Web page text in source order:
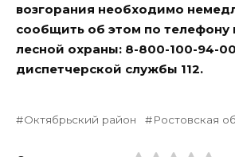
возгорания необходимо
сообщить об этом по телефону
лесной охраны: 8-800-100-94-
диспетчерской службы 112.
Октябрьский район Ростовская